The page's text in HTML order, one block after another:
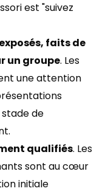
est "suivez
faits de
un groupe. Les
une attention
de
qualifiés. Les
sont au cœur
initiale